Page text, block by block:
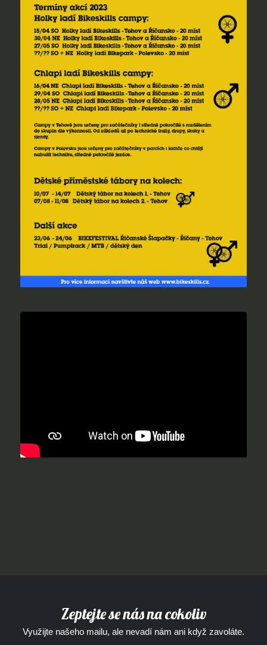
Zeptejte se nás na cokoliv
Využijte našeho mailu, ale nevadí nám ani když zavoláte.